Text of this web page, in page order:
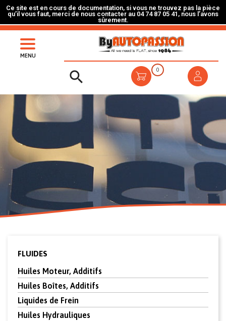
Ce site est en cours de documentation, si vous ne trouvez pas la pièce
qu’il vous faut, merci de nous contacter au 04 74 87 05 41, nous l’avons
sûrement.
MENU
 0
FLUIDES
Huiles Moteur, Additifs
Huiles Boîtes, Additifs
Liquides de Frein
Huiles Hydrauliques